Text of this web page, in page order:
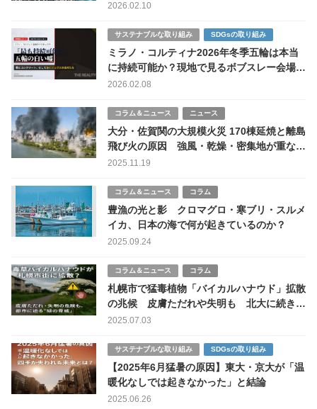
2026.02.10
サステナブルな取り組み SDGsの取り組み
ミラノ・コルティナ2026年冬季五輪は本当
に持続可能か？現地で見るボブスレー会場建
設と環境問題の矛盾
2026.02.08
コラム＆ニュース ニュース
大分・佐賀関の大規模火災 170棟延焼と離島
飛び火の原因 強風・乾燥・密集地が重なっ
た“最悪の条件”とは
2025.11.19
コラム＆ニュース コラム
豊漁の光と影 クロマグロ・寒ブリ・スルメ
イカ、日本の海で何が起きているのか？
2025.09.24
コラム＆ニュース コラム
札幌市で猛毒植物「バイカルハナウド」拡散
の兆候 皮膚ただれや失明も 北大に続き白
石区で40株除去
2025.07.03
サステナブルな取り組み SDGsの取り組み
【2025年6月猛暑の原因】東大・京大が「温
暖化なしでは起きなかった」と結論
2025.06.26